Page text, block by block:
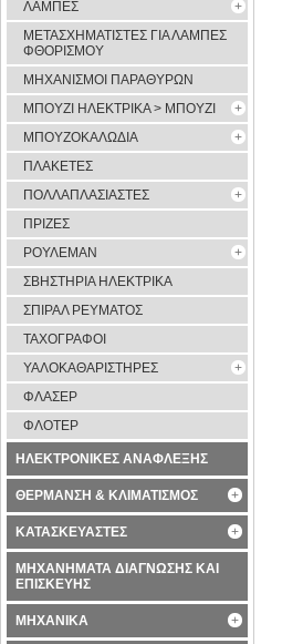
ΛΑΜΠΕΣ
ΜΕΤΑΣΧΗΜΑΤΙΣΤΕΣ ΓΙΑ ΛΑΜΠΕΣ
ΦΘΟΡΙΣΜΟΥ
ΜΗΧΑΝΙΣΜΟΙ ΠΑΡΑΘΥΡΩΝ
ΜΠΟΥΖΙ ΗΛΕΚΤΡΙΚΑ > ΜΠΟΥΖΙ
ΜΠΟΥΖΟΚΑΛΩΔΙΑ
ΠΛΑΚΕΤΕΣ
ΠΟΛΛΑΠΛΑΣΙΑΣΤΕΣ
ΠΡΙΖΕΣ
ΡΟΥΛΕΜΑΝ
ΣΒΗΣΤΗΡΙΑ ΗΛΕΚΤΡΙΚΑ
ΣΠΙΡΑΛ ΡΕΥΜΑΤΟΣ
ΤΑΧΟΓΡΑΦΟΙ
ΥΑΛΟΚΑΘΑΡΙΣΤΗΡΕΣ
ΦΛΑΣΕΡ
ΦΛΟΤΕΡ
ΗΛΕΚΤΡΟΝΙΚΕΣ ΑΝΑΦΛΕΞΗΣ
ΘΕΡΜΑΝΣΗ & ΚΛΙΜΑΤΙΣΜΟΣ
ΚΑΤΑΣΚΕΥΑΣΤΕΣ
ΜΗΧΑΝΗΜΑΤΑ ΔΙΑΓΝΩΣΗΣ ΚΑΙ
ΕΠΙΣΚΕΥΗΣ
ΜΗΧΑΝΙΚΑ